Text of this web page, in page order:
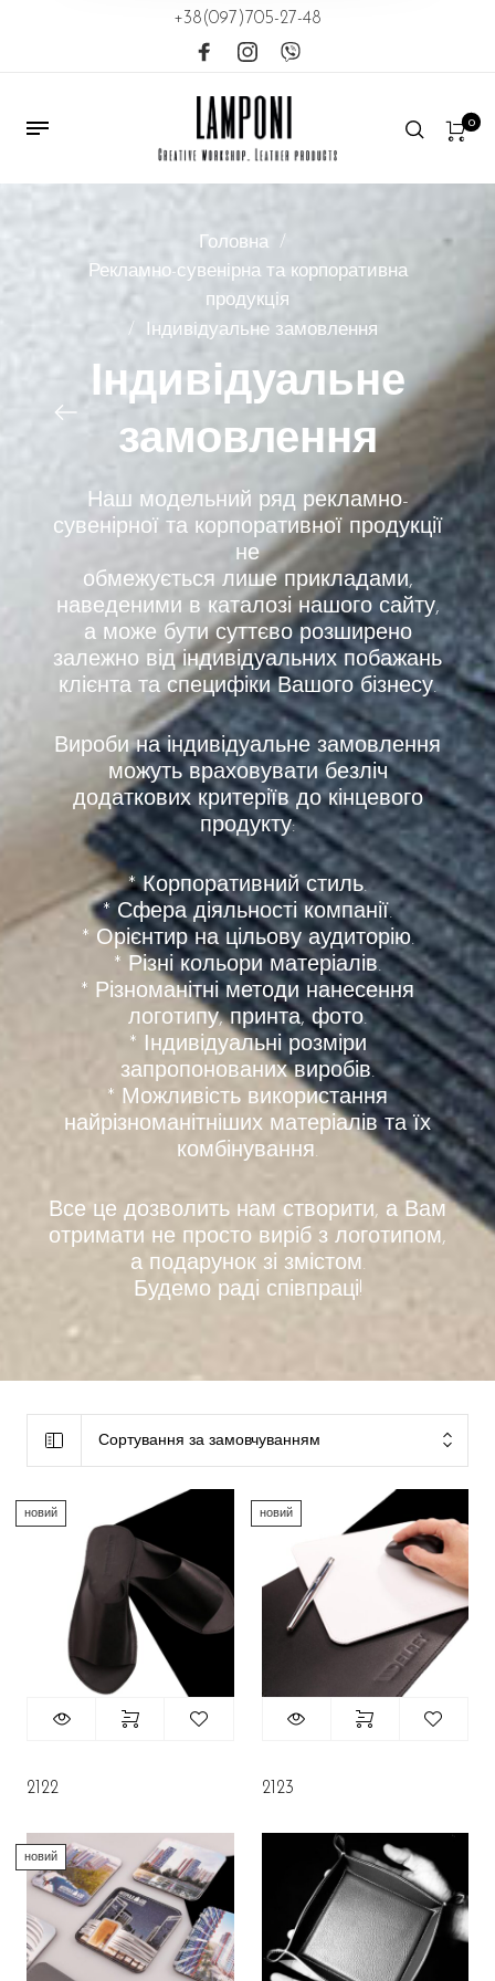
+38(097)705-27-48
0
Головна
/
Рекламно-сувенірна та корпоративна
продукція
/
Індивідуальне замовлення
Індивідуальне
замовлення
Наш модельний ряд рекламно-
сувенірної та корпоративної продукції
не
обмежується лише прикладами,
наведеними в каталозі нашого сайту,
а може бути суттєво розширено
залежно від індивідуальних побажань
клієнта та специфіки Вашого бізнесу.
Вироби на індивідуальне замовлення
можуть враховувати безліч
додаткових критеріїв до кінцевого
продукту:
* Корпоративний стиль.
* Сфера діяльності компанії.
* Орієнтир на цільову аудиторію.
* Різні кольори матеріалів.
* Різноманітні методи нанесення
логотипу, принта, фото.
* Індивідуальні розміри
запропонованих виробів.
* Можливість використання
найрізноманітніших матеріалів та їх
комбінування.
Все це дозволить нам створити, а Вам
отримати не просто виріб з логотипом,
а подарунок зі змістом.
Будемо раді співпраці!
Сортування за замовчуванням
новий
2122
новий
2123
новий